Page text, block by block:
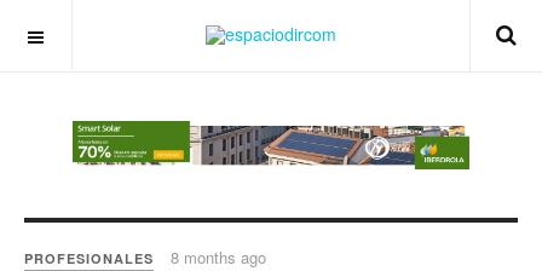
PROFESIONALES 8 months ago